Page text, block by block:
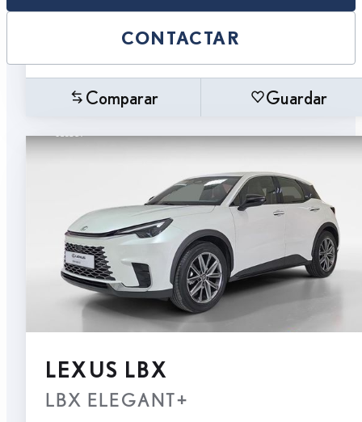
CONTACTAR
Comparar Guardar
LEXUS LBX
LBX ELEGANT+